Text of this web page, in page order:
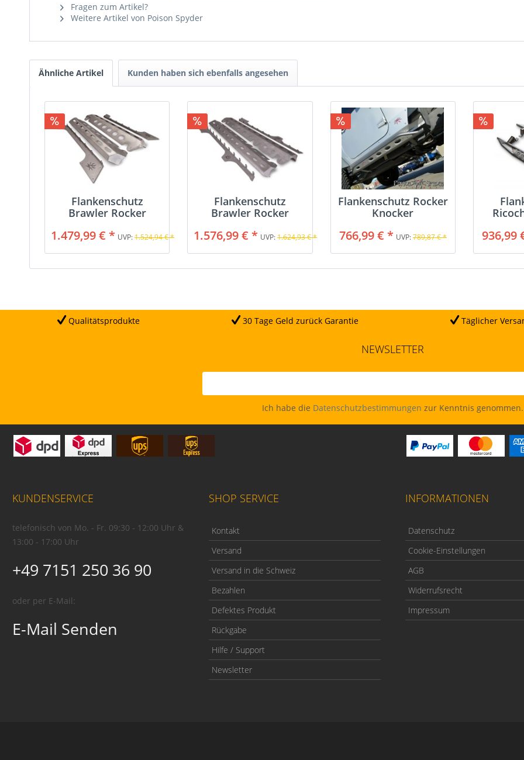
Fragen zum Artikel?
Weitere Artikel von Poison Spyder
Ähnliche Artikel Kunden haben sich ebenfalls angesehen
Flankenschutz
Brawler Rocker
1.479,99 € * UVP:1.524,94 € *
Flankenschutz
Brawler Rocker
1.576,99 € * UVP:1.624,93 € *
Flankenschutz Rocker
Knocker
766,99 € * UVP:789,87 € * 936,99
Qualitätsprodukte 30 Tage Geld zurück Garantie Täglicher
NEWSLETTER
Ich habe die Datenschutzbestimmungen zur Kenntnis genommen.
KUNDENSERVICE
telefonisch von Mo. - Fr. 09:30 - 12:00 Uhr &
13:00 - 17:00 Uhr
+49 7151 250 36 90
oder per E-Mail:
E-Mail Senden
SHOP SERVICE
Kontakt
Versand
Versand in die Schweiz
Bezahlen
Defektes Produkt
Rückgabe
Hilfe / Support
Newsletter
INFORMATIONEN
Datenschutz
Cookie-Einstellungen
AGB
Widerrufsrecht
Impressum